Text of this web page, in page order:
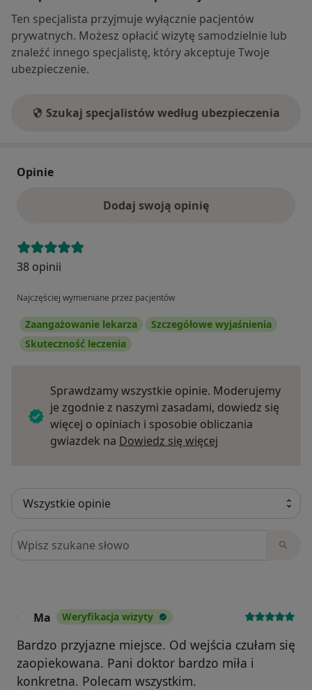
Ten specjalista przyjmuje wyłącznie pacjentów
prywatnych. Możesz opłacić wizytę samodzielnie lub
znaleźć innego specjalistę, który akceptuje Twoje
ubezpieczenie.
Szukaj specjalistów według ubezpieczenia
Opinie
Dodaj swoją opinię
38 opinii
Najczęściej wymieniane przez pacjentów
Zaangażowanie lekarza
Szczegółowe wyjaśnienia
Skuteczność leczenia
Sprawdzamy wszystkie opinie. Moderujemy
je zgodnie z naszymi zasadami, dowiedz się
więcej o opiniach i sposobie obliczania
gwiazdek na Dowiedz się więcej
Szukaj w opiniach
Ma Weryfikacja wizyty
Bardzo przyjazne miejsce. Od wejścia czułam się
zaopiekowana. Pani doktor bardzo miła i
konkretna. Polecam wszystkim.